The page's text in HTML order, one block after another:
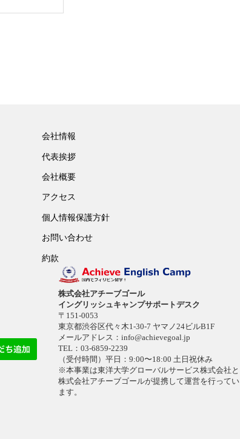
会社情報
代表挨拶
会社概要
アクセス
個人情報保護方針
お問い合わせ
約款
株式会社アチーブゴール
イングリッシュキャンプサポートデスク
〒151-0053
東京都渋谷区代々木1-30-7 ヤマノ24ビルB1F
メールアドレス： info@achievegoal.jp
TEL：03-6859-2239
（受付時間）平日：9:00〜18:00 土日祝休み
※本事業は東洋大学グローバルサービス株式会社と
株式会社アチーブゴールが提携して運営を行ってい
ます。